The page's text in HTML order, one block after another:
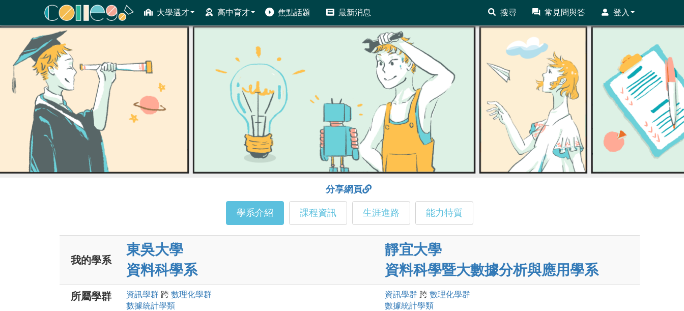
大學選才 高中育才 焦點話題 最新消息 搜尋 常見問與答 登入
ColleGo! 大學選才與高中育才輔助系統
分享網頁
學系介紹 課程資訊 生涯進路 能力特質
我的學系
東吳大學
資料科學系
靜宜大學
資料科學暨大數據分析與應用學系
所屬學群 資訊學群 跨 數理化學群
數據統計學類
資訊學群 跨 數理化學群
數據統計學類